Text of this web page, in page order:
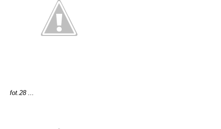
fot.28 ...